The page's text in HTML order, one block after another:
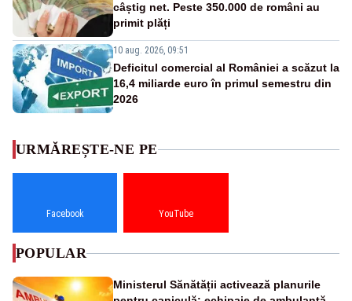
câștig net. Peste 350.000 de români au
primit plăți
10 aug. 2026, 09:51
Deficitul comercial al României a scăzut la
16,4 miliarde euro în primul semestru din
2026
URMĂREȘTE-NE PE
Facebook YouTube
POPULAR
Ministerul Sănătății activează planurile